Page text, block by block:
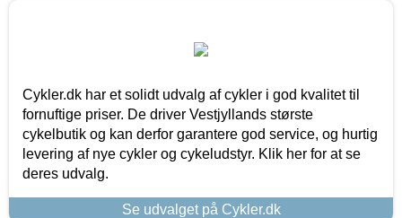
Cykler.dk har et solidt udvalg af cykler i god kvalitet til
fornuftige priser. De driver Vestjyllands største
cykelbutik og kan derfor garantere god service, og hurtig
levering af nye cykler og cykeludstyr. Klik her for at se
deres udvalg.
Se udvalget på Cykler.dk